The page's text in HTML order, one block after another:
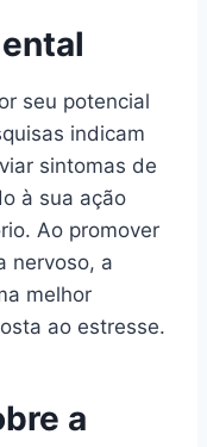
seu potencial
indicam
sintomas de
à sua ação
Ao promover
nervoso, a
melhor
ao estresse.
a